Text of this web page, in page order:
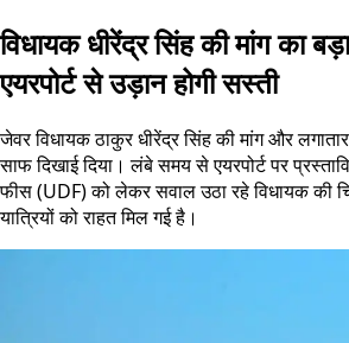
विधायक धीरेंद्र सिंह की मांग का
एयरपोर्ट से उड़ान होगी सस्ती
जेवर विधायक ठाकुर धीरेंद्र सिंह की मांग और
साफ दिखाई दिया। लंबे समय से एयरपोर्ट पर
फीस (UDF) को लेकर सवाल उठा रहे विधायक की
यात्रियों को राहत मिल गई है।